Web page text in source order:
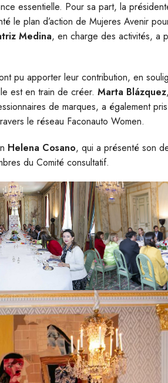
essentielle. Pour sa part, la
le plan d’action de Mujeres Avenir
Medina, en charge des activités, a
pu apporter leur contribution, en
est en train de créer. Marta Blázquez
de marques, a également
le réseau Faconauto Women.
Helena Cosano, qui a présenté son
du Comité consultatif.